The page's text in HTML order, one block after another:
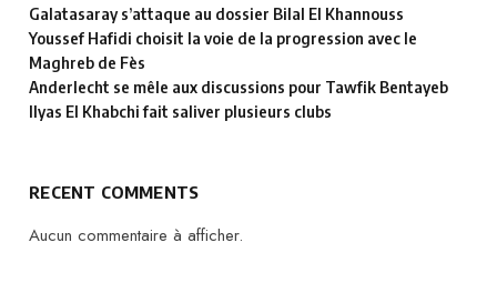
Galatasaray s’attaque au dossier Bilal El Khannouss
Youssef Hafidi choisit la voie de la progression avec le
Maghreb de Fès
Anderlecht se mêle aux discussions pour Tawfik Bentayeb
Ilyas El Khabchi fait saliver plusieurs clubs
RECENT COMMENTS
Aucun commentaire à afficher.